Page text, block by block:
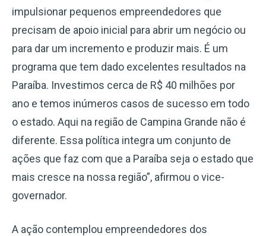
impulsionar pequenos empreendedores que
precisam de apoio inicial para abrir um negócio ou
para dar um incremento e produzir mais. É um
programa que tem dado excelentes resultados na
Paraíba. Investimos cerca de R$ 40 milhões por
ano e temos inúmeros casos de sucesso em todo
o estado. Aqui na região de Campina Grande não é
diferente. Essa política integra um conjunto de
ações que faz com que a Paraíba seja o estado que
mais cresce na nossa região”, afirmou o vice-
governador.
A ação contemplou empreendedores dos